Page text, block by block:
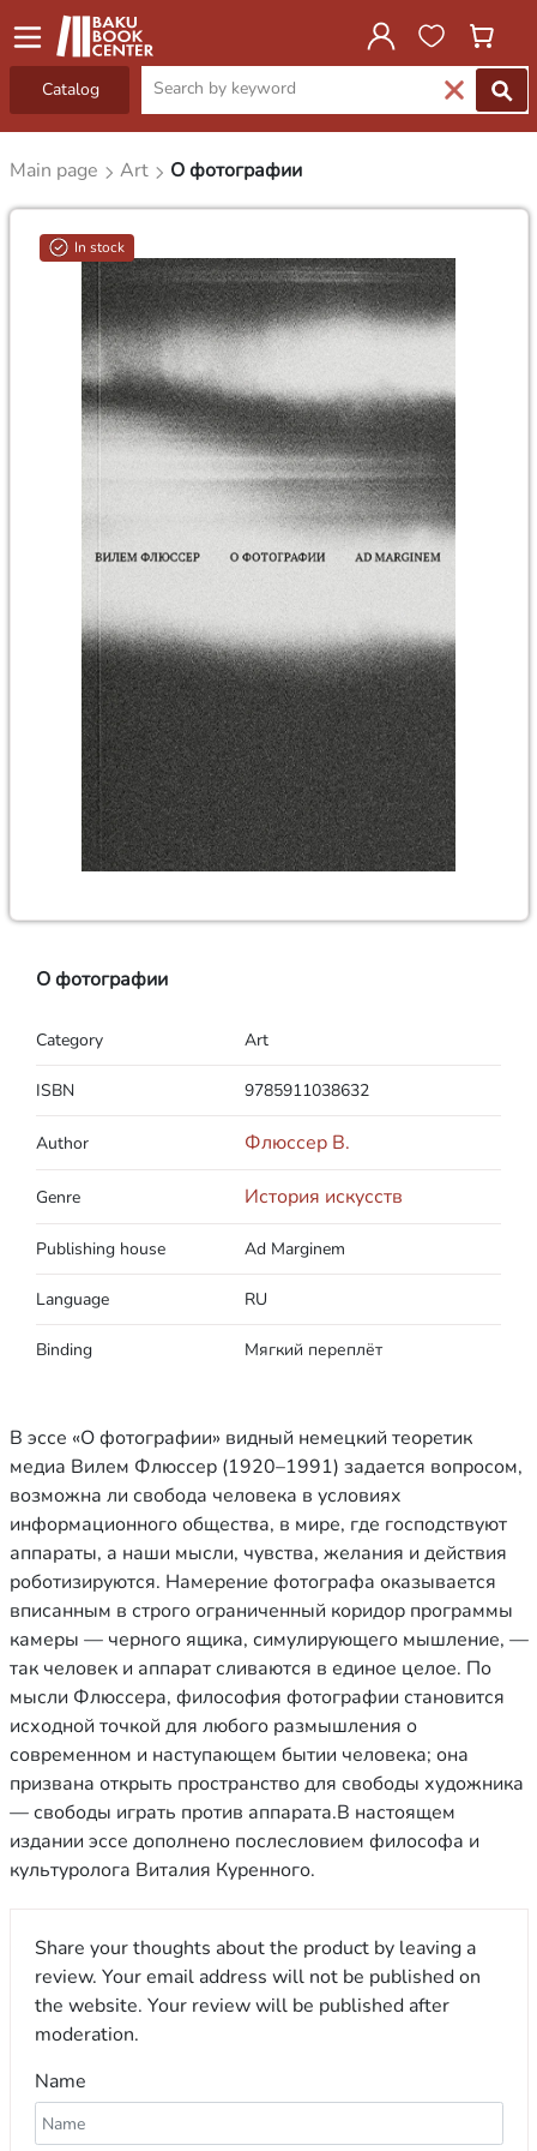
Catalog
Main page Art О фотографии
In stock
О фотографии
Category Art
ISBN 9785911038632
Author Флюссер В.
Genre История искусств
Publishing house Ad Marginem
Language RU
Binding Мягкий переплёт
В эссе «О фотографии» видный немецкий теоретик
медиа Вилем Флюссер (1920–1991) задается вопросом,
возможна ли свобода человека в условиях
информационного общества, в мире, где господствуют
аппараты, а наши мысли, чувства, желания и действия
роботизируются. Намерение фотографа оказывается
вписанным в строго ограниченный коридор программы
камеры — черного ящика, симулирующего мышление, —
так человек и аппарат сливаются в единое целое. По
мысли Флюссера, философия фотографии становится
исходной точкой для любого размышления о
современном и наступающем бытии человека; она
призвана открыть пространство для свободы художника
— свободы играть против аппарата.В настоящем
издании эссе дополнено послесловием философа и
культуролога Виталия Куренного.
Share your thoughts about the product by leaving a
review. Your email address will not be published on
the website. Your review will be published after
moderation.
Name